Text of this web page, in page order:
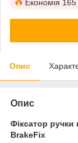
Економія 165
Опис
Опис
Фіксатор
BrakeFix